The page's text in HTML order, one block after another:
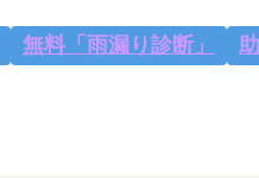
無料「雨漏り診断」